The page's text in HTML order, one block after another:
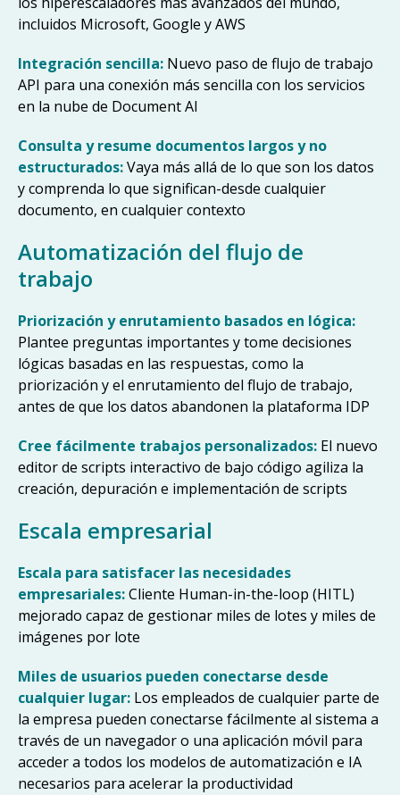
incluidos Microsoft, Google y AWS
Integración sencilla: Nuevo paso de flujo de trabajo
API para una conexión más sencilla con los servicios
en la nube de Document AI
Consulta y resume documentos largos y no
estructurados:Vaya más allá de lo que son los datos
y comprenda lo que significan-desde cualquier
documento, en cualquier contexto
Automatización del flujo de
trabajo
Priorización y enrutamiento basados en lógica:
Plantee preguntas importantes y tome decisiones
lógicas basadas en las respuestas, como la
priorización y el enrutamiento del flujo de trabajo,
antes de que los datos abandonen la plataforma IDP
Cree fácilmente trabajos personalizados: El nuevo
editor de scripts interactivo de bajo código agiliza la
creación, depuración e implementación de scripts
Escala empresarial
Escala para satisfacer las necesidades
empresariales:Cliente Human-in-the-loop (HITL)
mejorado capaz de gestionar miles de lotes y miles de
imágenes por lote
Miles de usuarios pueden conectarse desde
cualquier lugar: Los empleados de cualquier parte de
la empresa pueden conectarse fácilmente al sistema a
través de un navegador o una aplicación móvil para
acceder a todos los modelos de automatización e IA
necesarios para acelerar la productividad